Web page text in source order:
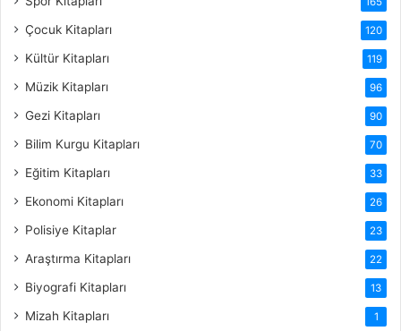
Çocuk Kitapları 120
Kültür Kitapları 119
Müzik Kitapları 96
Gezi Kitapları 90
Bilim Kurgu Kitapları 70
Eğitim Kitapları 33
Ekonomi Kitapları 26
Polisiye Kitaplar 23
Araştırma Kitapları 22
Biyografi Kitapları 13
Mizah Kitapları 1